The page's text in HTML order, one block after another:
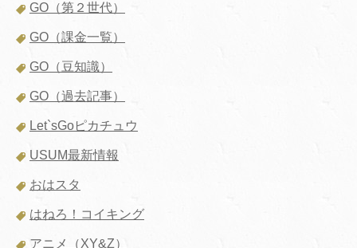
GO（第２世代）
GO（課金一覧）
GO（豆知識）
GO（過去記事）
Let`sGoピカチュウ
USUM最新情報
おはスタ
はねろ！コイキング
アニメ（XY&Z）